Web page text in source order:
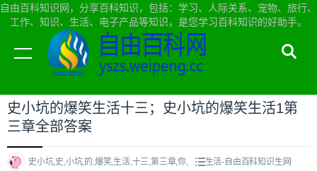
自由百科知识网，分享百科知识，包括：学习、人际关系、宠物、旅行、
工作、知识、生活、电子产品等知识，是您学习百科知识的好助手。
当前位置：自由百科知识网首页>生活
史小坑的爆笑生活十三；史小坑的爆笑生活1第
三章全部答案
史小坑,史,小坑,的,爆笑,生活,十三,第三章,你,
生活-自由百科知识生网